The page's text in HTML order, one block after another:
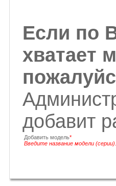
Если по
хватает
добавит
Добавить модель*
Введите название модели (серии).